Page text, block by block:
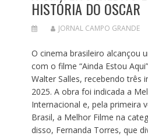
HISTÓRIA DO OSCAR
JORNAL CAMPO GRANDE
O cinema brasileiro alcançou
com o filme “Ainda Estou
Walter Salles, recebendo três
2025. A obra foi indicada a
Internacional e, pela primeira
Brasil, a Melhor Filme na
disso, Fernanda Torres, que